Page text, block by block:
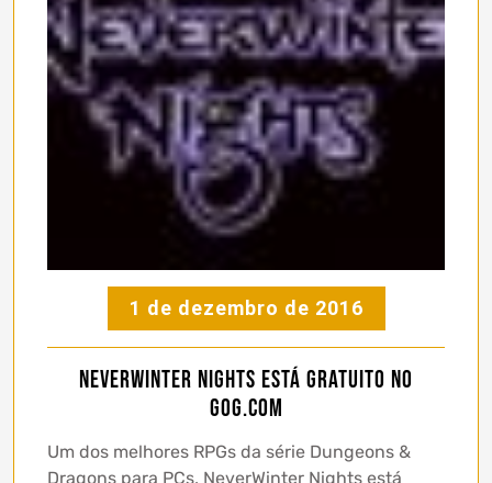
1 de dezembro de 2016
Neverwinter Nights está gratuito no
GOG.com
Um dos melhores RPGs da série Dungeons &
Dragons para PCs, NeverWinter Nights está